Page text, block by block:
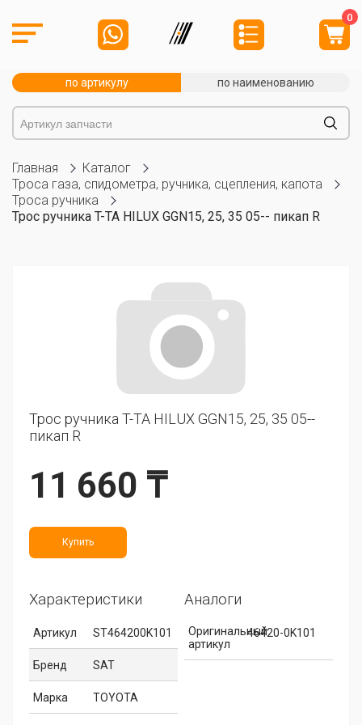
0
по артикулу по наименованию
Главная
Каталог
Троса газа, спидометра, ручника, сцепления, капота
Троса ручника
Трос ручника T-TA HILUX GGN15, 25, 35 05-- пикап R
Трос ручника T-TA HILUX GGN15, 25, 35 05--
пикап R
11 660 ₸
Купить
Характеристики
Артикул ST464200K101
Бренд SAT
Марка TOYOTA
Аналоги
Оригинальный
артикул
46420-0K101